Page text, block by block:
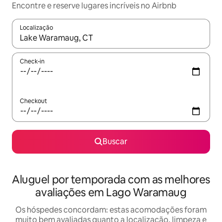
Encontre e reserve lugares incríveis no Airbnb
Localização
Quando os resultados estiverem disponíveis, explore-os
Check-in
Checkout
Buscar
Aluguel por temporada com as melhores
avaliações em Lago Waramaug
Os hóspedes concordam: estas acomodações foram
muito bem avaliadas quanto a localização, limpeza e